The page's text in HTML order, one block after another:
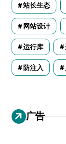
站长生态
网站设计
运行库
防注入
广告